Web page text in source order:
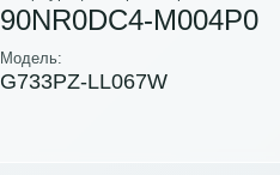
90NR0DC4-M004P0
Модель:
G733PZ-LL067W